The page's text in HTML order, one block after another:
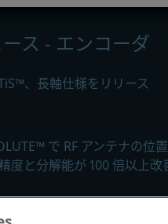
ス - エンコーダ
、長軸仕様をリリース
で RF アンテナの位置
度と分解能が 100 倍以上改